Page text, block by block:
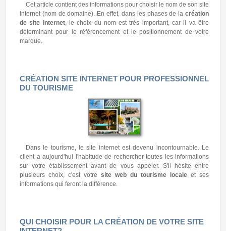
Cet article contient des informations pour choisir le nom de son site
internet (nom de domaine). En effet, dans les phases de la création
de site internet, le choix du nom est très important, car il va être
déterminant pour le référencement et le positionnement de votre
marque.
CRÉATION SITE INTERNET POUR PROFESSIONNEL
DU TOURISME
Dans le tourisme, le site internet est devenu incontournable. Le
client a aujourd'hui l'habitude de rechercher toutes les informations
sur votre établissement avant de vous appeler. S'il hésite entre
plusieurs choix, c'est votre site web du tourisme locale et ses
informations qui feront la différence.
QUI CHOISIR POUR LA CRÉATION DE VOTRE SITE